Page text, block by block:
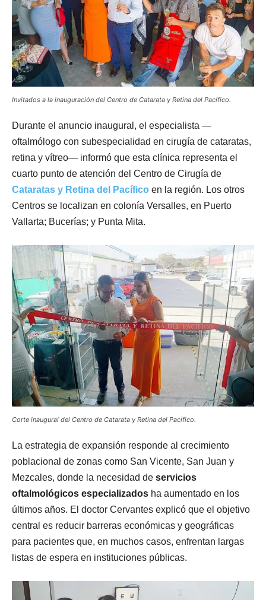
Invitados a la inauguración del Centro de Catarata y Retina del Pacífico.
Durante el anuncio inaugural, el especialista —
oftalmólogo con subespecialidad en cirugía de cataratas,
retina y vítreo— informó que esta clínica representa el
cuarto punto de atención del Centro de Cirugía de
Cataratas y Retina del Pacífico en la región. Los otros
Centros se localizan en colonía Versalles, en Puerto
Vallarta; Bucerías; y Punta Mita.
Corte inaugural del Centro de Catarata y Retina del Pacífico.
La estrategia de expansión responde al crecimiento
poblacional de zonas como San Vicente, San Juan y
Mezcales, donde la necesidad de servicios
oftalmológicos especializados ha aumentado en los
últimos años. El doctor Cervantes explicó que el objetivo
central es reducir barreras económicas y geográficas
para pacientes que, en muchos casos, enfrentan largas
listas de espera en instituciones públicas.